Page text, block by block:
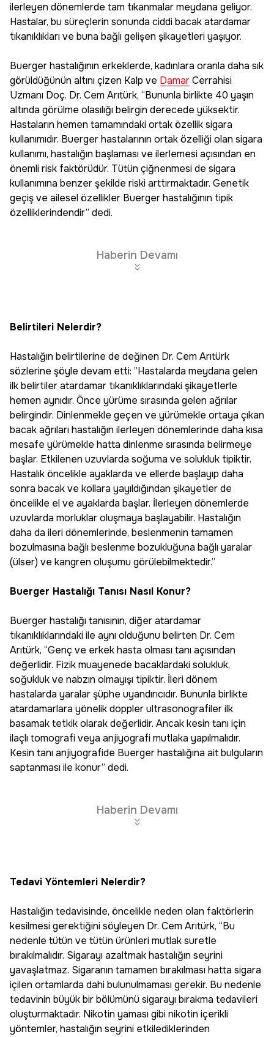
ilerleyen dönemlerde tam tıkanmalar meydana geliyor.
Hastalar, bu süreçlerin sonunda ciddi bacak atardamar
tıkanıklıkları ve buna bağlı gelişen şikayetleri yaşıyor.
Buerger hastalığının erkeklerde, kadınlara oranla daha sık
görüldüğünün altını çizen Kalp ve DamarCerrahisi
Uzmanı Doç. Dr. Cem Arıtürk, “Bununla birlikte 40 yaşın
altında görülme olasılığı belirgin derecede yüksektir.
Hastaların hemen tamamındaki ortak özellik sigara
kullanımıdır. Buerger hastalarının ortak özelliği olan sigara
kullanımı, hastalığın başlaması ve ilerlemesi açısından en
önemli risk faktörüdür. Tütün çiğnenmesi de sigara
kullanımına benzer şekilde riski arttırmaktadır. Genetik
geçiş ve ailesel özellikler Buerger hastalığının tipik
özelliklerindendir” dedi.
Haberin Devamı
Belirtileri Nelerdir?
Hastalığın belirtilerine de değinen Dr. Cem Arıtürk
sözlerine şöyle devam etti: ”Hastalarda meydana gelen
ilk belirtiler atardamar tıkanıklıklarındaki şikayetlerle
hemen aynıdır. Önce yürüme sırasında gelen ağrılar
belirgindir. Dinlenmekle geçen ve yürümekle ortaya çıkan
bacak ağrıları hastalığın ilerleyen dönemlerinde daha kısa
mesafe yürümekle hatta dinlenme sırasında belirmeye
başlar. Etkilenen uzuvlarda soğuma ve solukluk tipiktir.
Hastalık öncelikle ayaklarda ve ellerde başlayıp daha
sonra bacak ve kollara yayıldığından şikayetler de
öncelikle el ve ayaklarda başlar. İlerleyen dönemlerde
uzuvlarda morluklar oluşmaya başlayabilir. Hastalığın
daha da ileri dönemlerinde, beslenmenin tamamen
bozulmasına bağlı beslenme bozukluğuna bağlı yaralar
(ülser) ve kangren oluşumu görülebilmektedir.”
Buerger Hastalığı Tanısı Nasıl Konur?
Buerger hastalığı tanısının, diğer atardamar
tıkanıklıklarındaki ile aynı olduğunu belirten Dr. Cem
Arıtürk, “Genç ve erkek hasta olması tanı açısından
değerlidir. Fizik muayenede bacaklardaki solukluk,
soğukluk ve nabzın olmayışı tipiktir. İleri dönem
hastalarda yaralar şüphe uyandırıcıdır. Bununla birlikte
atardamarlara yönelik doppler ultrasonografiler ilk
basamak tetkik olarak değerlidir. Ancak kesin tanı için
ilaçlı tomografi veya anjiyografi mutlaka yapılmalıdır.
Kesin tanı anjiyografide Buerger hastalığına ait bulguların
saptanması ile konur” dedi.
Haberin Devamı
Tedavi Yöntemleri Nelerdir?
Hastalığın tedavisinde, öncelikle neden olan faktörlerin
kesilmesi gerektiğini söyleyen Dr. Cem Arıtürk, “Bu
nedenle tütün ve tütün ürünleri mutlak suretle
bırakılmalıdır. Sigarayı azaltmak hastalığın seyrini
yavaşlatmaz. Sigaranın tamamen bırakılması hatta sigara
içilen ortamlarda dahi bulunulmaması gerekir. Bu nedenle
tedavinin büyük bir bölümünü sigarayı bırakma tedavileri
oluşturmaktadır. Nikotin yaması gibi nikotin içerikli
yöntemler, hastalığın seyrini etkilediklerinden